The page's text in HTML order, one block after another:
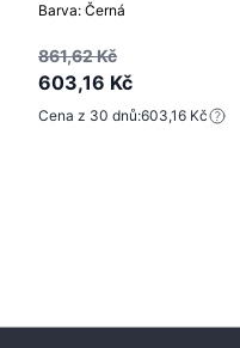
Barva: Černá
861,62 Kč
603,16 Kč
Cena z 30 dnů:603,16 Kč